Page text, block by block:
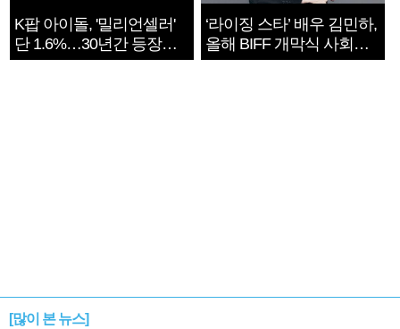
K팝 아이돌, '밀리언셀러'
단 1.6%…30년간 등장
1182개팀 전수조사
‘라이징 스타’ 배우 김민하,
올해 BIFF 개막식 사회자
확정
[많이 본 뉴스]